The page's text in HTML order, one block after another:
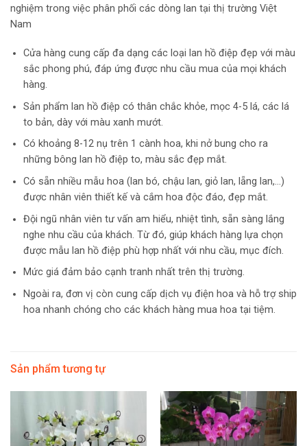
nghiệm trong việc phân phối các dòng lan tại thị trường Việt
Nam
Cửa hàng cung cấp đa dạng các loại lan hồ điệp đẹp với màu
sắc phong phú, đáp ứng được nhu cầu mua của mọi khách
hàng.
Sản phẩm lan hồ điệp có thân chắc khỏe, mọc 4-5 lá, các lá
to bản, dày với màu xanh mướt.
Có khoảng 8-12 nụ trên 1 cành hoa, khi nở bung cho ra
những bông lan hồ điệp to, màu sắc đẹp mắt.
Có sẵn nhiều mẫu hoa (lan bó, chậu lan, giỏ lan, lẵng lan,…)
được nhân viên thiết kế và cắm hoa độc đáo, đẹp mắt.
Đội ngũ nhân viên tư vấn am hiểu, nhiệt tình, sẵn sàng lắng
nghe nhu cầu của khách. Từ đó, giúp khách hàng lựa chọn
được mẫu lan hồ điệp phù hợp nhất với nhu cầu, mục đích.
Mức giá đảm bảo cạnh tranh nhất trên thị trường.
Ngoài ra, đơn vị còn cung cấp dịch vụ điện hoa và hỗ trợ ship
hoa nhanh chóng cho các khách hàng mua hoa tại tiệm.
Sản phẩm tương tự